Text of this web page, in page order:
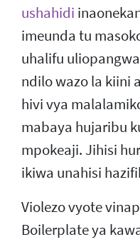
ushahidi
imeunda tu
uhalifu
ndilo wazo la kiini
hivi vya
mabaya hujaribu
mpokeaji. Jihisi
ikiwa unahisi
Violezo vyote
Boilerplate ya